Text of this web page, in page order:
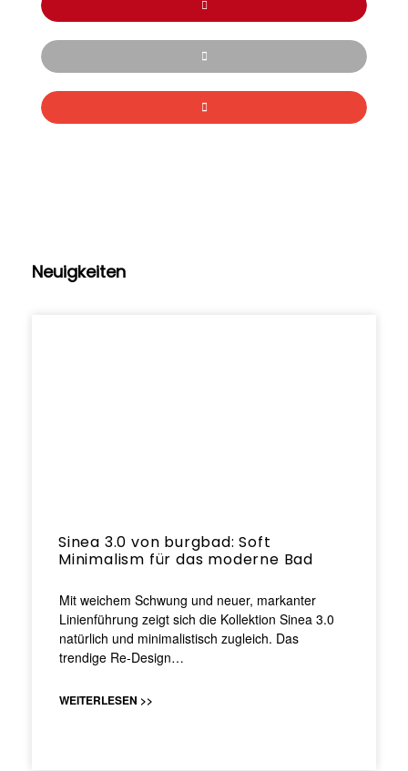
Neuigkeiten
Sinea 3.0 von burgbad: Soft
Minimalism für das moderne Bad
Mit weichem Schwung und neuer, markanter
Linienführung zeigt sich die Kollektion Sinea 3.0
natürlich und minimalistisch zugleich. Das
trendige Re-Design…
WEITERLESEN >>